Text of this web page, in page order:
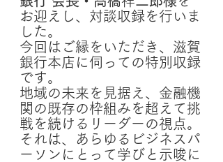
お迎えし、対談収録を行いま
した。
今回はご縁をいただき、滋賀
銀行本店に伺っての特別収録
です。
地域の未来を見据え、金融機
関の既存の枠組みを超えて挑
戦を続けるリーダーの視点。
それは、あらゆるビジネスパ
ーソンにとって学びと示唆に